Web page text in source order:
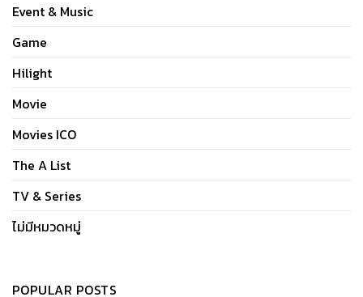
Event & Music
Game
Hilight
Movie
Movies ICO
The A List
TV & Series
ไม่มีหมวดหมู่
POPULAR POSTS